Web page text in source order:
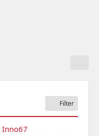
Filter
Inno67